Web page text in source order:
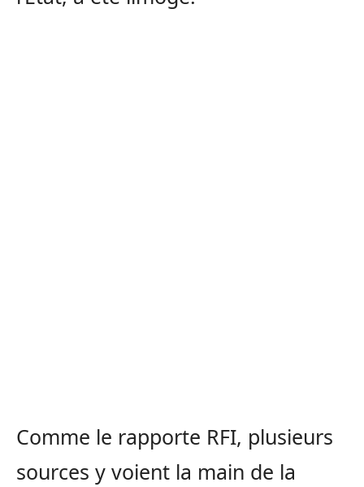
Comme le rapporte RFI, plusieurs
sources y voient la main de la